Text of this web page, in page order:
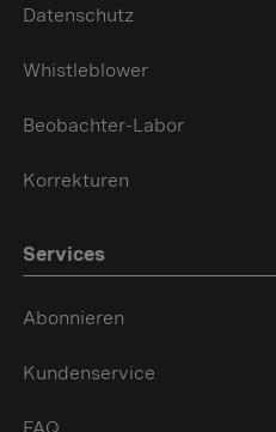
Datenschutz
Whistleblower
Beobachter-Labor
Korrekturen
Services
Abonnieren
Kundenservice